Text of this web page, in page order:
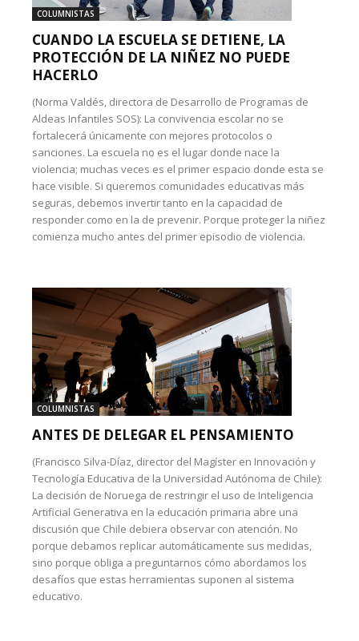
COLUMNISTAS
CUANDO LA ESCUELA SE DETIENE, LA
PROTECCIÓN DE LA NIÑEZ NO PUEDE
HACERLO
(Norma Valdés, directora de Desarrollo de Programas de
Aldeas Infantiles SOS): La convivencia escolar no se
fortalecerá únicamente con mejores protocolos o
sanciones. La escuela no es el lugar donde nace la
violencia; muchas veces es el primer espacio donde esta se
hace visible. Si queremos comunidades educativas más
seguras, debemos invertir tanto en la capacidad de
responder como en la de prevenir. Porque proteger la niñez
comienza mucho antes del primer episodio de violencia.
COLUMNISTAS
ANTES DE DELEGAR EL PENSAMIENTO
(Francisco Silva-Díaz, director del Magíster en Innovación y
Tecnología Educativa de la Universidad Autónoma de Chile):
La decisión de Noruega de restringir el uso de Inteligencia
Artificial Generativa en la educación primaria abre una
discusión que Chile debiera observar con atención. No
porque debamos replicar automáticamente sus medidas,
sino porque obliga a preguntarnos cómo abordamos los
desafíos que estas herramientas suponen al sistema
educativo.